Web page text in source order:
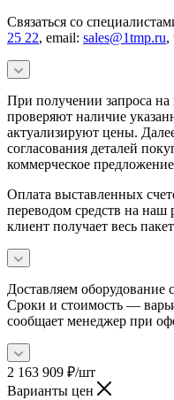
Связаться со
25 22, email: sales@1tmp.ru,
При получении запроса
проверяют наличие
актуализируют цены.
согласования деталей
коммерческое
Оплата выставленных
переводом средств на наш
клиент получает весь
Доставляем
Сроки и стоимость —
сообщает менеджер при
2 163 909 ₽/шт
Варианты цен